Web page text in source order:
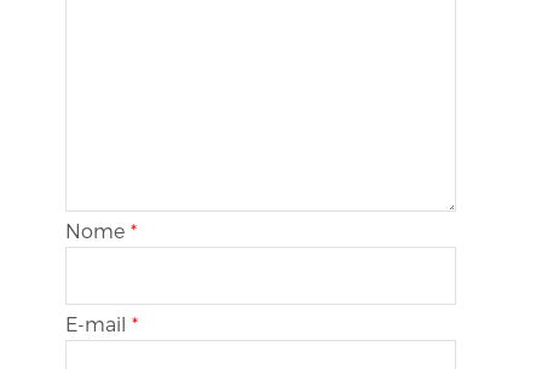
Nome *
E-mail *